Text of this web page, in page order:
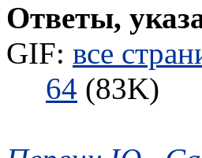
Ответы,
GIF: все
64 (83K)